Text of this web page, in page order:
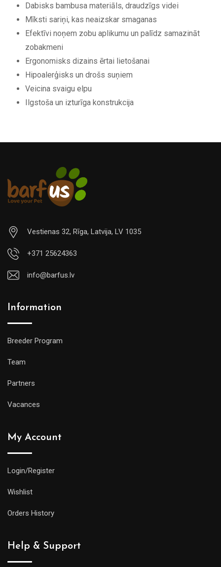
Dabisks bambusa materiāls, draudzīgs videi
Mīksti sariņi, kas neaizskar smaganas
Efektīvi noņem zobu aplikumu un palīdz samazināt
zobakmeni
Ergonomisks dizains ērtai lietošanai
Hipoalerģisks un drošs suņiem
Veicina svaigu elpu
Ilgstoša un izturīga konstrukcija
Vestienas 32, Rīga, Latvija, LV 1035
+371 25624363
info@barfus.lv
Information
Breeder Program
Team
Partners
Vacances
My Account
Login/Register
Wishlist
Orders History
Help & Support